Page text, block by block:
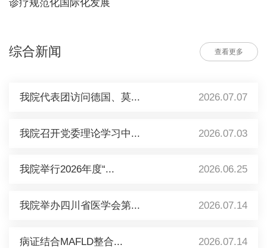
诊疗规范化国际化发展
综合新闻 查看更多
我院代表团访问德国、莫... 2026.07.07
我院召开党委理论学习中... 2026.07.03
我院举行2026年度“... 2026.06.25
我院举办四川省医学会第... 2026.07.14
病证结合MAFLD整合... 2026.07.14